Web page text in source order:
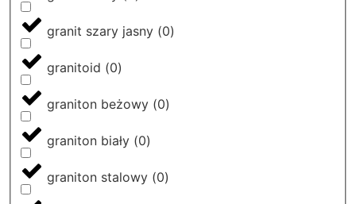
granit szary jasny (0)
granitoid (0)
graniton beżowy (0)
graniton biały (0)
graniton stalowy (0)